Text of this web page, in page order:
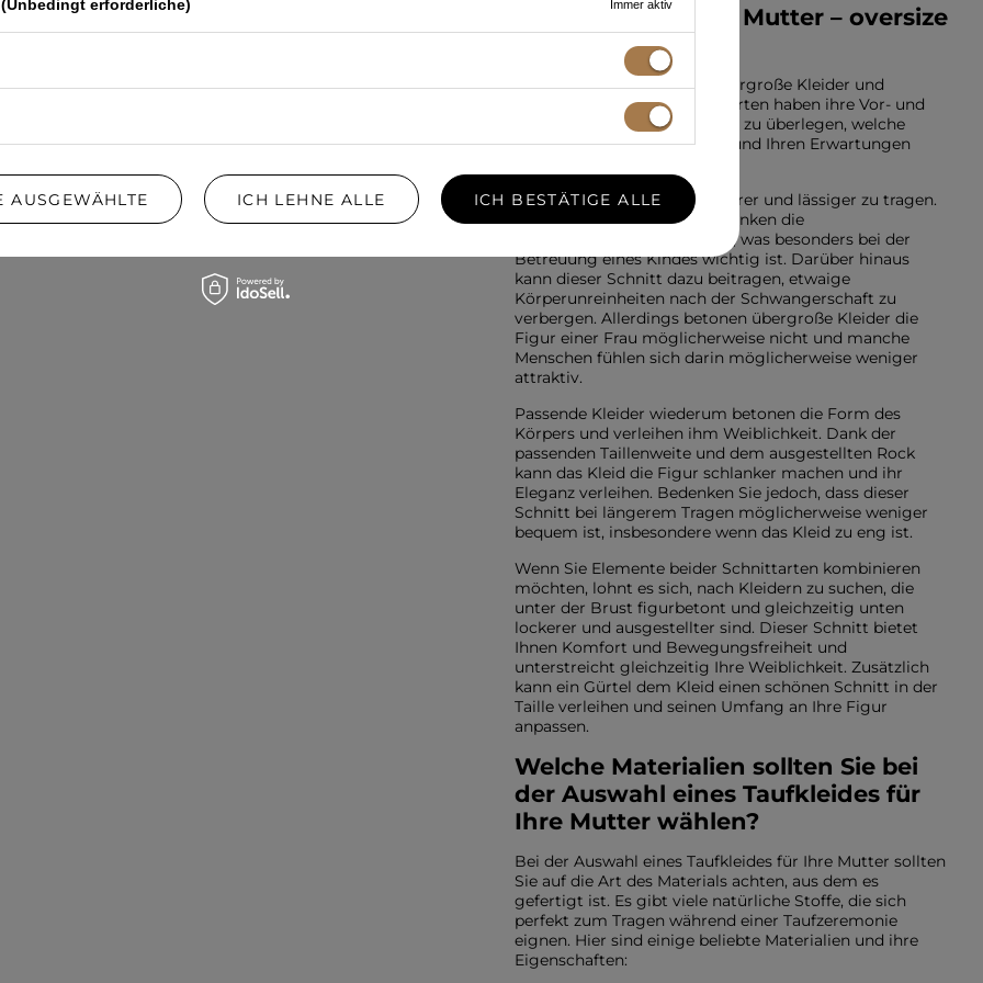
Taufkleides für die Mutter – oversize
oder tailliert?
Beide sind derzeit beliebtÜbergroße Kleider und
figurbetonte Kleider. Beide Arten haben ihre Vor- und
Nachteile, daher lohnt es sich zu überlegen, welche
Lösung besser zu Ihrem Stil und Ihren Erwartungen
Übergroße Kleider sind lockerer und lässiger zu tragen.
Sie bieten Komfort und schränken die
Bewegungsfreiheit nicht ein, was besonders bei der
Betreuung eines Kindes wichtig ist. Darüber hinaus
kann dieser Schnitt dazu beitragen, etwaige
Körperunreinheiten nach der Schwangerschaft zu
verbergen. Allerdings betonen übergroße Kleider die
Figur einer Frau möglicherweise nicht und manche
Menschen fühlen sich darin möglicherweise weniger
attraktiv.
Passende Kleider wiederum betonen die Form des
Körpers und verleihen ihm Weiblichkeit. Dank der
passenden Taillenweite und dem ausgestellten Rock
kann das Kleid die Figur schlanker machen und ihr
Eleganz verleihen. Bedenken Sie jedoch, dass dieser
Schnitt bei längerem Tragen möglicherweise weniger
bequem ist, insbesondere wenn das Kleid zu eng ist.
Wenn Sie Elemente beider Schnittarten kombinieren
möchten, lohnt es sich, nach Kleidern zu suchen, die
unter der Brust figurbetont und gleichzeitig unten
lockerer und ausgestellter sind. Dieser Schnitt bietet
Ihnen Komfort und Bewegungsfreiheit und
unterstreicht gleichzeitig Ihre Weiblichkeit. Zusätzlich
kann ein Gürtel dem Kleid einen schönen Schnitt in der
Taille verleihen und seinen Umfang an Ihre Figur
anpassen.
Welche Materialien sollten Sie bei
der Auswahl eines Taufkleides für
Ihre Mutter wählen?
Bei der Auswahl eines Taufkleides für Ihre Mutter sollten
Sie auf die Art des Materials achten, aus dem es
gefertigt ist. Es gibt viele natürliche Stoffe, die sich
perfekt zum Tragen während einer Taufzeremonie
eignen. Hier sind einige beliebte Materialien und ihre
Eigenschaften:
erforderliche) Immer aktiv
AUSGEWÄHLTE ICH LEHNE ALLE ICH BESTÄTIGE ALLE